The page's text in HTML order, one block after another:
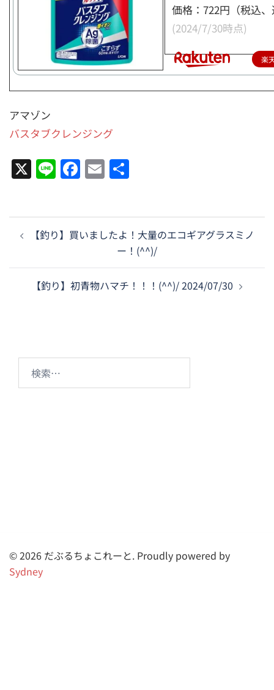
価格：722円（税込
(2024/7/30時点)
楽
アマゾン
バスタブクレンジング
Line Facebook
Email
稿
ン
【釣り】買いましたよ！大量のエコギアグラスミノ
ー！(^^)/
【釣り】初青物ハマチ！！！(^^)/ 2024/07/30
© 2026 だぶるちょこれーと. Proudly powered by
Sydney